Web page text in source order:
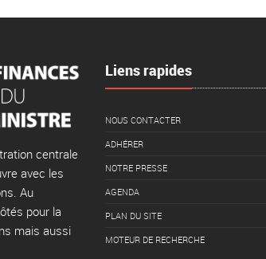
centrale
avec les
Au
pour la
mais aussi
Liens rapides
NOUS CONTACTER
ADHÉRER
NOTRE PRESSE
AGENDA
PLAN DU SITE
MOTEUR DE RECHERCHE